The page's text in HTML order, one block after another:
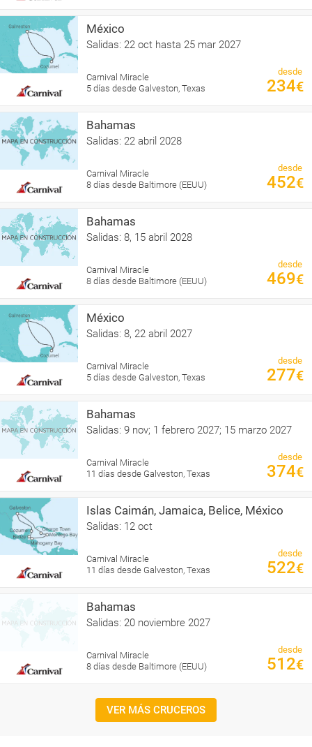
México
Salidas: 22 oct hasta 25 mar 2027
Carnival Miracle
5 días desde Galveston, Texas
desde
234€
Bahamas
Salidas: 22 abril 2028
Carnival Miracle
8 días desde Baltimore (EEUU)
desde
452€
Bahamas
Salidas: 8, 15 abril 2028
Carnival Miracle
8 días desde Baltimore (EEUU)
desde
469€
México
Salidas: 8, 22 abril 2027
Carnival Miracle
5 días desde Galveston, Texas
desde
277€
Bahamas
Salidas: 9 nov; 1 febrero 2027; 15 marzo 2027
Carnival Miracle
11 días desde Galveston, Texas
desde
374€
Islas Caimán, Jamaica, Belice, México
Salidas: 12 oct
Carnival Miracle
11 días desde Galveston, Texas
desde
522€
Bahamas
Salidas: 20 noviembre 2027
Carnival Miracle
8 días desde Baltimore (EEUU)
desde
512€
VER MÁS CRUCEROS